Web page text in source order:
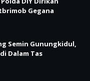
Gegana
Semin Gunungkidul,
Dalam Tas